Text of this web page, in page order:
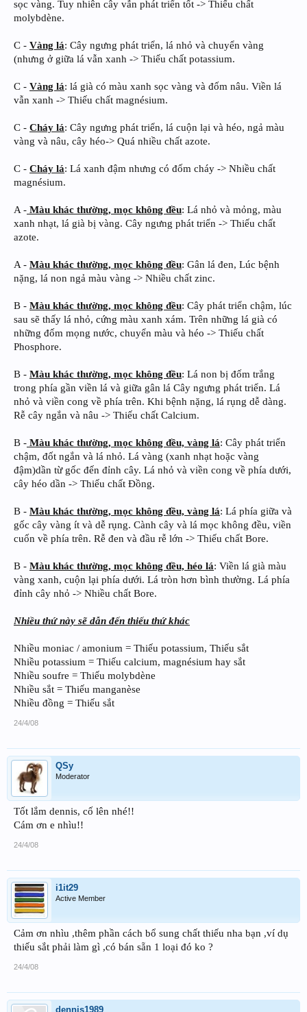
sọc vàng. Tuy nhiên cây vẫn phát triển tốt -> Thiếu chất
molybdène.
C - Vàng lá: Cây ngưng phát triển, lá nhỏ và chuyển vàng
(nhưng ở giữa lá vẫn xanh -> Thiếu chất potassium.
C - Vàng lá: lá già có màu xanh sọc vàng và đốm nâu. Viền lá
vẫn xanh -> Thiếu chất magnésium.
C - Cháy lá: Cây ngưng phát triển, lá cuộn lại và héo, ngả màu
vàng và nâu, cây héo-> Quá nhiều chất azote.
C - Cháy lá: Lá xanh đậm nhưng có đốm cháy -> Nhiều chất
magnésium.
A - Màu khác thường, mọc không đều: Lá nhỏ và mỏng, màu
xanh nhạt, lá già bị vàng. Cây ngưng phát triển -> Thiếu chất
azote.
A - Màu khác thường, mọc không đều: Gân lá đen, Lúc bệnh
nặng, lá non ngả màu vàng -> Nhiều chất zinc.
B - Màu khác thường, mọc không đều: Cây phát triển chậm, lúc
sau sẽ thấy lá nhỏ, cứng màu xanh xám. Trên những lá già có
những đốm mọng nước, chuyển màu và héo -> Thiếu chất
Phosphore.
B - Màu khác thường, mọc không đều: Lá non bị đốm trắng
trong phía gần viền lá và giữa gân lá Cây ngưng phát triển. Lá
nhỏ và viền cong về phía trên. Khi bệnh nặng, lá rụng dễ dàng.
Rễ cây ngắn và nâu -> Thiếu chất Calcium.
B - Màu khác thường, mọc không đều, vàng lá: Cây phát triển
chậm, đốt ngắn và lá nhỏ. Lá vàng (xanh nhạt hoặc vàng
đậm)dần từ gốc đến đỉnh cây. Lá nhỏ và viền cong về phía dưới,
cây héo dần -> Thiếu chất Đồng.
B - Màu khác thường, mọc không đều, vàng lá: Lá phía giữa và
gốc cây vàng ít và dễ rụng. Cành cây và lá mọc không đều, viền
cuốn về phía trên. Rễ đen và đầu rễ lớn -> Thiếu chất Bore.
B - Màu khác thường, mọc không đều, héo lá: Viền lá già màu
vàng xanh, cuộn lại phía dưới. Lá tròn hơn bình thường. Lá phía
đỉnh cây nhỏ -> Nhiều chất Bore.
Nhiều thứ này sẽ dẫn đến thiếu thứ khác
Nhiều moniac / amonium = Thiếu potassium, Thiếu sắt
Nhiều potassium = Thiếu calcium, magnésium hay sắt
Nhiều soufre = Thiếu molybdène
Nhiều sắt = Thiếu manganèse
Nhiều đồng = Thiếu sắt
24/4/08
QSy
Moderator
Tốt lắm dennis, cố lên nhé!!
Cám ơn e nhìu!!
24/4/08
i1it29
Active Member
Cảm ơn nhìu ,thêm phần cách bổ sung chất thiếu nha bạn ,ví dụ
thiếu sắt phải làm gì ,có bán sẵn 1 loại đó ko ?
24/4/08
dennis1989